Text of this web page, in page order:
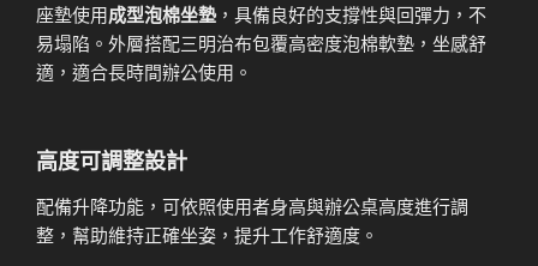
座墊使用成型泡棉坐墊 ，具備良好的支撐性與回彈力，不
易塌陷。外層搭配三明治布包覆高密度泡棉軟墊，坐感舒
適，適合長時間辦公使用。
高度可調整設計
配備升降功能，可依照使用者身高與辦公桌高度進行調
整，幫助維持正確坐姿，提升工作舒適度。